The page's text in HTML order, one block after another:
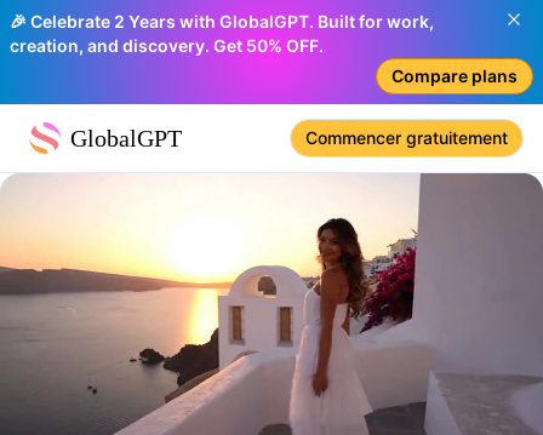
🎉 Celebrate 2 Years with GlobalGPT. Built for work,
creation, and discovery. Get 50% OFF.
Compare plans
GlobalGPT Commencer gratuitement